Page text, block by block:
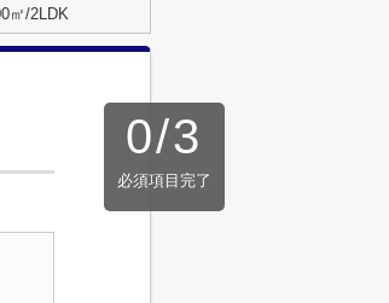
㎡/2LDK
0/3
必須項目完了